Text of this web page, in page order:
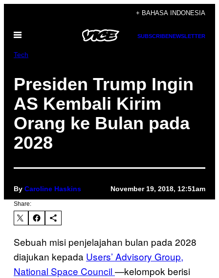
content
+ BAHASA INDONESIA
Open
SUBSCRIBENEWSLETTER
Tech
Presiden Trump Ingin
AS Kembali Kirim
Orang ke Bulan pada
2028
By Caroline Haskins November 19, 2018, 12:51am
Share:
Sebuah misi penjelajahan bulan pada 2028
diajukan kepada Users’ Advisory Group,
National Space Council —kelompok berisi